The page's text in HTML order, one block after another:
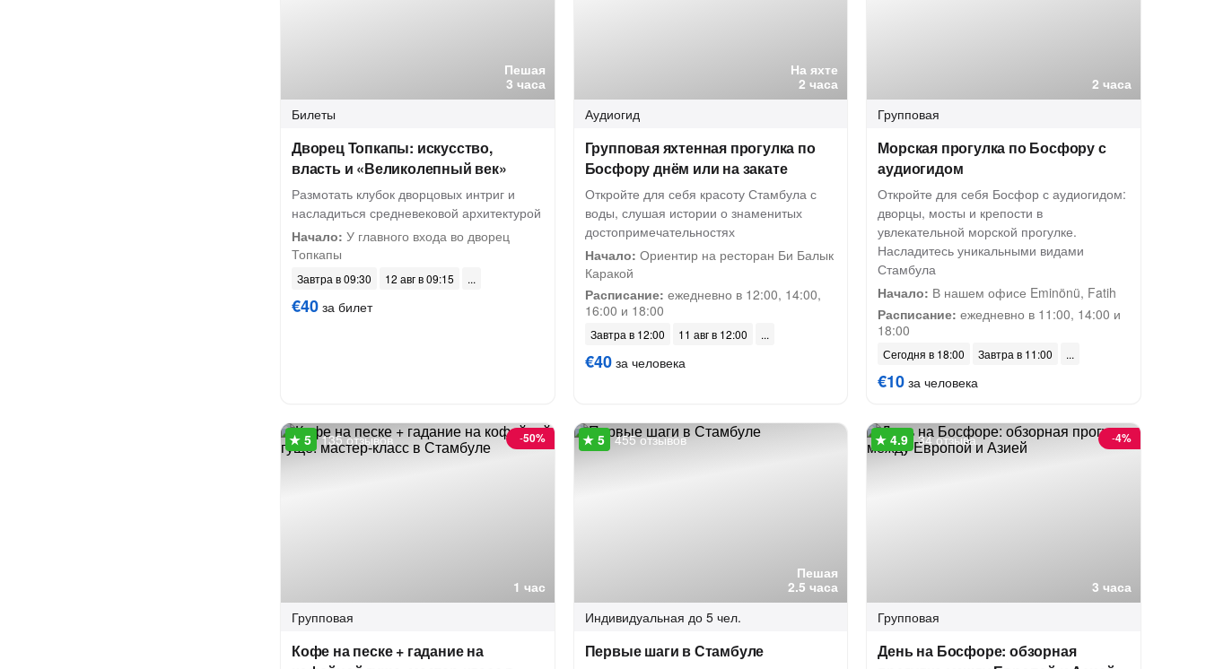
Пешая
3 часа
Билеты
Дворец Топкапы: искусство,
власть и «Великолепный век»
Размотать клубок дворцовых интриг и
насладиться средневековой архитектурой
Начало: У главного входа во дворец
Топкапы
Завтра в 09:30 12 авг в 09:15
€40 за билет
На яхте
2 часа
Аудиогид
Групповая яхтенная прогулка по
Босфору днём или на закате
Откройте для себя красоту Стамбула с
воды, слушая истории о знаменитых
достопримечательностях
Начало: Ориентир на ресторан Би Балык
Каракой
Расписание: ежедневно в 12:00, 14:00,
16:00 и 18:00
Завтра в 12:00 11 авг в 12:00
€40за человека
2 часа
Групповая
Морская прогулка по Босфору с
аудиогидом
Откройте для себя Босфор с аудиогидом:
дворцы, мосты и крепости в
увлекательной морской прогулке.
Насладитесь уникальными видами
Стамбула
Начало: В нашем офисе Eminönü, Fatih
Расписание: ежедневно в 11:00, 14:00 и
18:00
Сегодня в 18:00 Завтра в 11:00
€10 за человека
1 час
-50%
135 отзывов
Групповая
Кофе на песке + гадание на
Пешая
2.5 часа
455 отзывов
Индивидуальная до 5 чел.
Первые шаги в Стамбуле
3 часа
-4%
34 отзыва
Групповая
День на Босфоре: обзорная